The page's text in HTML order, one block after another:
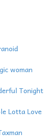
woman
Tonight
Lotta Love